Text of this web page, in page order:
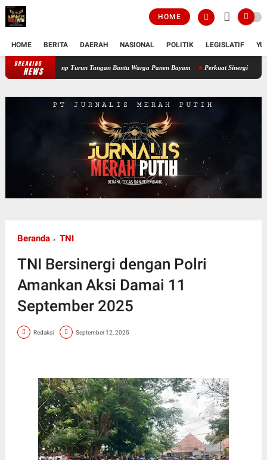
HOME
HOME BERITA DAERAH NASIONAL POLITIK LEGISLATIF
BREAKING
NEWS Perkuat Ketahanan Pangan Wilayah, Babinsa Koramil 12/Tnp Turun
Beranda TNI
TNI Bersinergi dengan Polri
Amankan Aksi Damai 11
September 2025
Redaksi September 12, 2025